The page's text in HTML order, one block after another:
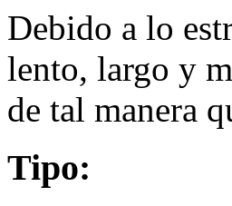
Debido a lo
lento, largo y
de tal manera
Tipo: